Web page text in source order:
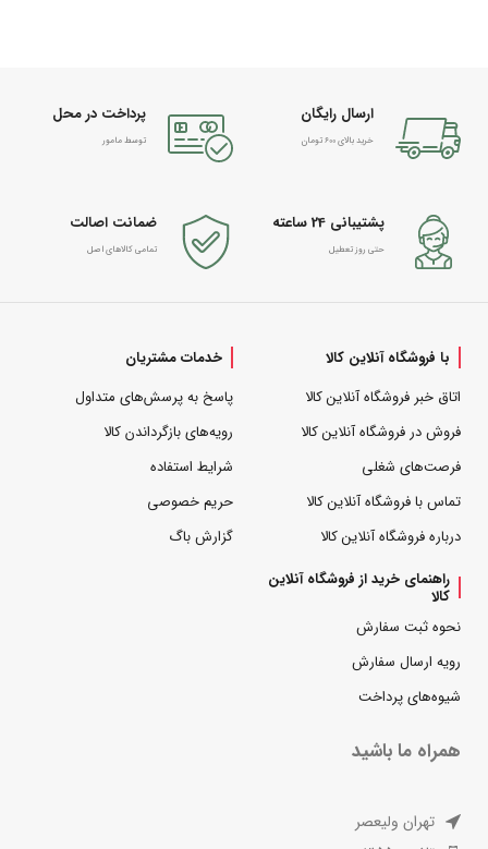
ارسال رایگان
خرید بالای 600 تومان
پرداخت در محل
توسط مامور
پشتیبانی 24 ساعته
حتی روز تعطیل
ضمانت اصالت
تمامی کالاهای اصل
با فروشگاه آنلاین کالا
اتاق خبر فروشگاه آنلاین کالا
فروش در فروشگاه آنلاین کالا
فرصت‌های شغلی
تماس با فروشگاه آنلاین کالا
درباره فروشگاه آنلاین کالا
خدمات مشتریان
پاسخ به پرسش‌های متداول
رویه‌های بازگرداندن کالا
شرایط استفاده
حریم خصوصی
گزارش باگ
راهنمای خرید از فروشگاه آنلاین
کالا
نحوه ثبت سفارش
رویه ارسال سفارش
شیوه‌های پرداخت
همراه ما باشید
تهران ولیعصر